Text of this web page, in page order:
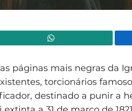
páginas mais negras da
torcionários
destinado a punir a